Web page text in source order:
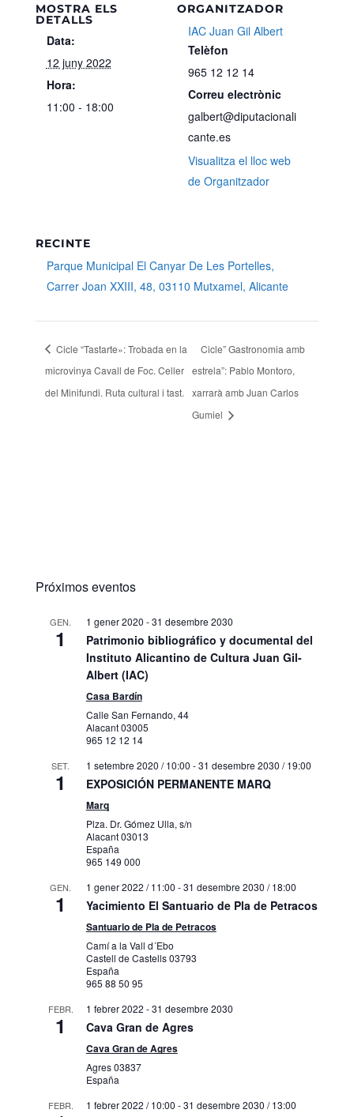
MOSTRA ELS
DETALLS
Data:
12 juny 2022
Hora:
11:00 - 18:00
ORGANITZADOR
IAC Juan Gil Albert
Telèfon
965 12 12 14
Correu electrònic
galbert@diputacionali
cante.es
Visualitza el lloc web
de Organitzador
RECINTE
Parque Municipal El Canyar De Les Portelles,
Carrer Joan XXIII, 48, 03110 Mutxamel, Alicante
Cicle “Tastarte»: Trobada en la
microvinya Cavall de Foc. Celler
del Minifundi. Ruta cultural i tast.
Cicle” Gastronomia amb
estrela”: Pablo Montoro,
xarrarà amb Juan Carlos
Gumiel
Próximos eventos
GEN.
1
1 gener 2020 -31 desembre 2030
Patrimonio bibliográfico y documental del
Instituto Alicantino de Cultura Juan Gil-
Albert (IAC)
Casa Bardín
Calle San Fernando, 44
Alacant03005
965 12 12 14
SET.
1
1 setembre 2020 / 10:00 -31 desembre 2030 / 19:00
EXPOSICIÓN PERMANENTE MARQ
Marq
Plza. Dr. Gómez Ulla, s/n
Alacant03013
España
965 149 000
GEN.
1
1 gener 2022 / 11:00 -31 desembre 2030 / 18:00
Yacimiento El Santuario de Pla de Petracos
Santuario de Pla de Petracos
Camí a la Vall d´Ebo
Castell de Castells03793
España
965 88 50 95
FEBR.
1
1 febrer 2022 -31 desembre 2030
Cava Gran de Agres
Cava Gran de Agres
Agres03837
España
FEBR. 1 febrer 2022 / 10:00 -31 desembre 2030 / 13:00